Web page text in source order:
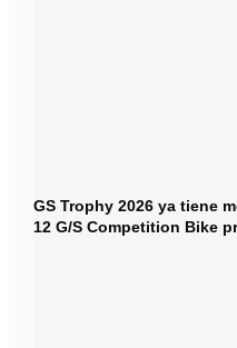
GS Trophy 2026 ya tiene
12 G/S Competition Bike